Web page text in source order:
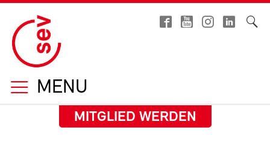
MENU
MITGLIED WERDEN